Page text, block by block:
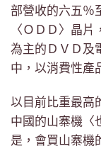
部營收的六五％
〈ＯＤＤ〉晶
為主的ＤＶＤ及
中，以消費性產
以目前比重最高
中國的山寨機〈
是，會買山寨機